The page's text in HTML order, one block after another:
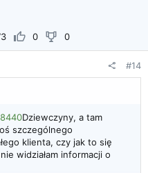
0 0
#14
Dziewczyny, a tam
szczególnego
klienta, czy jak to się
widziałam informacji o